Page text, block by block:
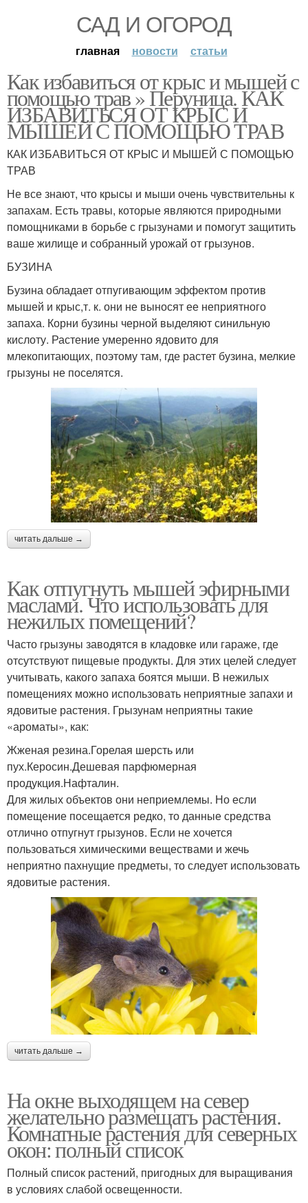
САД И ОГОРОД
главная новости статьи
Как избавиться от крыс и мышей с
помощью трав » Перуница. КАК
ИЗБАВИТЬСЯ ОТ КРЫС И
МЫШЕЙ С ПОМОЩЬЮ ТРАВ
КАК ИЗБАВИТЬСЯ ОТ КРЫС И МЫШЕЙ С ПОМОЩЬЮ
ТРАВ
Не все знают, что крысы и мыши очень чувствительны к
запахам. Есть травы, которые являются природными
помощниками в борьбе с грызунами и помогут защитить
ваше жилище и собранный урожай от грызунов.
БУЗИНА
Бузина обладает отпугивающим эффектом против
мышей и крыс,т. к. они не выносят ее неприятного
запаха. Корни бузины черной выделяют синильную
кислоту. Растение умеренно ядовито для
млекопитающих, поэтому там, где растет бузина, мелкие
грызуны не поселятся.
читать дальше →
Как отпугнуть мышей эфирными
маслами. Что использовать для
нежилых помещений?
Часто грызуны заводятся в кладовке или гараже, где
отсутствуют пищевые продукты. Для этих целей следует
учитывать, какого запаха боятся мыши. В нежилых
помещениях можно использовать неприятные запахи и
ядовитые растения. Грызунам неприятны такие
«ароматы», как:
Жженая резина.Горелая шерсть или
пух.Керосин.Дешевая парфюмерная
продукция.Нафталин.
Для жилых объектов они неприемлемы. Но если
помещение посещается редко, то данные средства
отлично отпугнут грызунов. Если не хочется
пользоваться химическими веществами и жечь
неприятно пахнущие предметы, то следует использовать
ядовитые растения.
читать дальше →
На окне выходящем на север
желательно размещать растения.
Комнатные растения для северных
окон: полный список
Полный список растений, пригодных для выращивания
в условиях слабой освещенности.